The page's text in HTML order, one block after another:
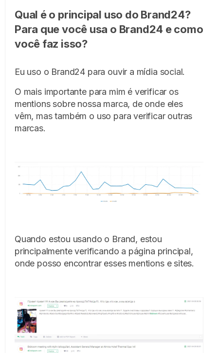
Qual é o principal uso do Brand24?
Para que você usa o Brand24 e como
você faz isso?
Eu uso o Brand24 para ouvir a mídia social.
O mais importante para mim é verificar os
mentions sobre nossa marca, de onde eles
vêm, mas também o uso para verificar outras
marcas.
Quando estou usando o Brand, estou
principalmente verificando a página principal,
onde posso encontrar esses mentions e sites.